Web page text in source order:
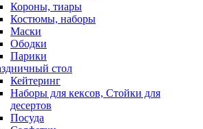
Короны, тиары
Костюмы, наборы
Маски
Ободки
Парики
стол
Кейтеринг
Наборы для кексов, Стойки для
десертов
Посуда